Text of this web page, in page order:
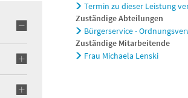
Termin zu dieser Leistung
Zuständige Abteilungen
Bürgerservice -
Zuständige Mitarbeitende
Frau Michaela Lenski